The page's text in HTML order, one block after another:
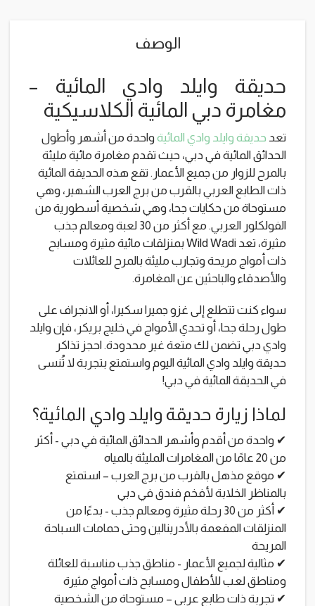
الوصف
حديقة وايلد وادي المائية –
مغامرة دبي المائية الكلاسيكية
تعد حديقة وايلد وادي المائيةواحدة من أشهر وأطول
الحدائق المائية في دبي، حيث تقدم مغامرة مائية مليئة
بالمرح للزوار من جميع الأعمار. تقع هذه الحديقة المائية
ذات الطابع العربي بالقرب من برج العرب الشهير، وهي
مستوحاة من حكايات جحا، وهي شخصية أسطورية من
الفولكلور العربي. مع أكثر من 30 لعبة ومعالم جذب
مثيرة، تعد Wild Wadi بمنزلقات مائية مثيرة ومسابح
ذات أمواج مريحة وتجارب مليئة بالمرح للعائلات
والأصدقاء والباحثين عن المغامرة.
سواء كنت تتطلع إلى غزو جميرا سكيرا، أو الانجراف على
طول رحلة جحا، أو تحدي الأمواج في خليج بريكر، فإن وايلد
وادي دبي تضمن لك متعة غير محدودة. احجز تذاكر
حديقة وايلد وادي المائية اليوم واستمتع بتجربة لا تُنسى
في الحديقة المائية في دبي!
لماذا زيارة حديقة وايلد وادي المائية؟
✔ واحدة من أقدم وأشهر الحدائق المائية في دبي - أكثر
من 20 عامًا من المغامرات المليئة بالمياه
✔ موقع مذهل بالقرب من برج العرب – استمتع
بالمناظر الخلابة لأفخم فندق في دبي
✔ أكثر من 30 رحلة مثيرة ومعالم جذب - بدءًا من
المنزلقات المفعمة بالأدرينالين وحتى حمامات السباحة
المريحة
✔ مثالية لجميع الأعمار - مناطق جذب مناسبة للعائلة
ومناطق لعب للأطفال ومسابح ذات أمواج مثيرة
✔ تجربة ذات طابع عربي – مستوحاة من الشخصية